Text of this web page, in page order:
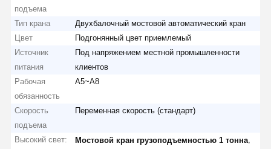
подъема
Тип крана
Двухбалочный мостовой автоматический кран
Цвет
Подгонянный цвет приемлемый
Источник
питания
Под напряжением местной промышленности
клиентов
Рабочая
обязанность
A5~A8
Скорость
подъема
Переменная скорость (стандарт)
Высокий свет: Мостовой кран грузоподъемностью 1 тонна